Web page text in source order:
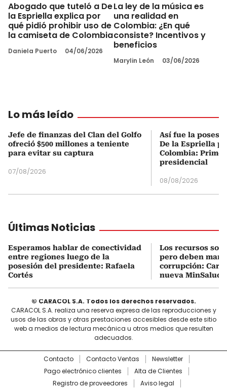
Abogado que tuteló a De
la Espriella explica por
qué pidió prohibir uso de
la camiseta de Colombia
Daniela Puerto 04/06/2026
La ley de la música es
una realidad en
Colombia: ¿En qué
consiste? Incentivos y
beneficios
Marylin León 03/06/2026
Lo más leído
Jefe de finanzas del Clan del Golfo
ofreció $500 millones a teniente
para evitar su captura
07/08/2026
Así fue la
De la Espriella
Colombia:
presidencial
08/08/2026
Últimas Noticias
Esperamos hablar de conectividad
entre regiones luego de la
posesión del presidente: Rafaela
Cortés
Los recursos
pero deben
corrupción:
nueva MinSalud
© CARACOL S.A. Todos los derechos reservados.
CARACOL S.A. realiza una reserva expresa de las reproducciones y
usos de las obras y otras prestaciones accesibles desde este sitio
web a medios de lectura mecánica u otros medios que resulten
adecuados.
Contacto Contacto Ventas
Newsletter
Pago electrónico clientes
Alta de Clientes
Registro de proveedores
Aviso legal